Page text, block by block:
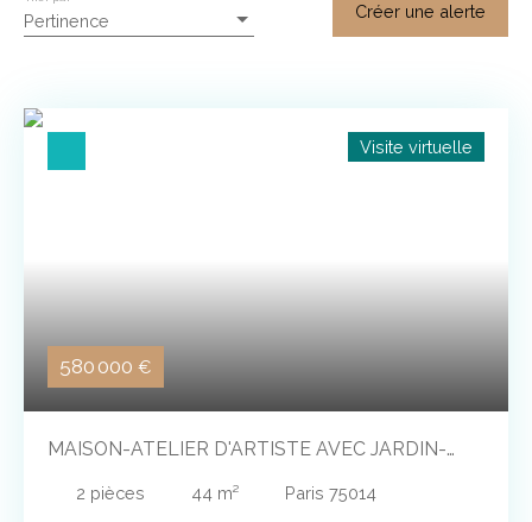
Pertinence Créer une alerte
580 000 €
Visite virtuelle
MAISON-ATELIER D'ARTISTE AVEC JARDIN-
2 pièces 44 m² Paris 75014